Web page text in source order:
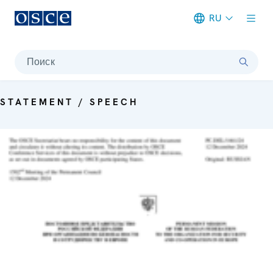
RU
Поиск
STATEMENT / SPEECH